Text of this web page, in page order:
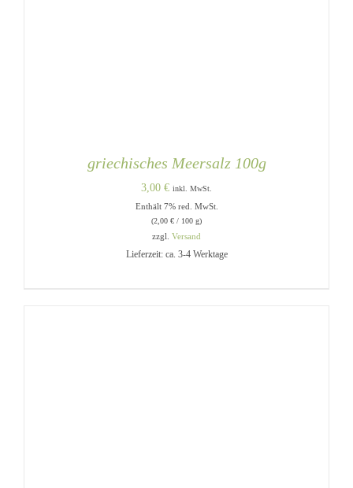
griechisches Meersalz 100g
3,00 € inkl. MwSt.
Enthält 7% red. MwSt.
(2,00 € / 100 g)
zzgl. Versand
Lieferzeit: ca. 3-4 Werktage